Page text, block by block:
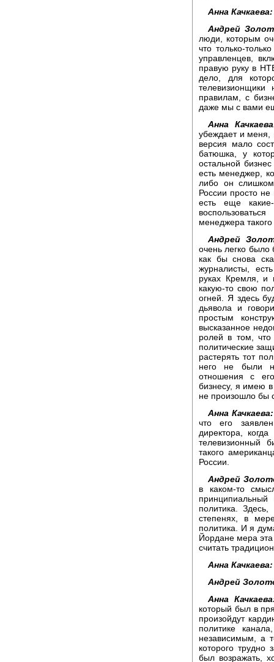
Анна Качкаева:
Андрей
люди, которым
что только-
управленцев,
правую руку в
дело, для
правилам, с
даже мы с вами
Анна
убеждает и меня,
версия мало
батюшка, у
остальной
есть менеджер,
либо он
России просто не
есть еще
менеджера
Андрей
очень легко было
как бы снова
журналисты,
руках Кремля,
какую-то свою
огней. Я здесь
дьявола и
простым
высказанное
ролей в том,
политические
растерять тот
него не были
отношения с
бизнесу, я имею в
не произошло бы
Анна Качкаева:
что его
директора,
телевизионный
такого
России.
Андрей
в каком-то
политика.
степенях, в
политика. И я
Йордане мера
считать
Анна Качкаева:
Андрей
Анна
который был в
произойдут
политике
независимым, а
которого
был возражать,